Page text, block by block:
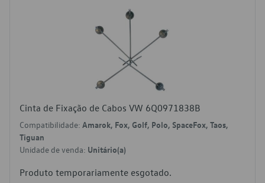
Cinta de Fixação de Cabos VW 6Q0971838B
Compatibilidade: Amarok, Fox, Golf, Polo, SpaceFox, Taos,
Tiguan
Unidade de venda: Unitário(a)
Produto temporariamente esgotado.